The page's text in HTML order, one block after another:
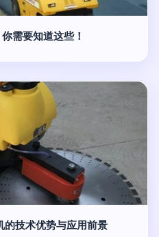
需要知道这些！
的技术优势与应用前景